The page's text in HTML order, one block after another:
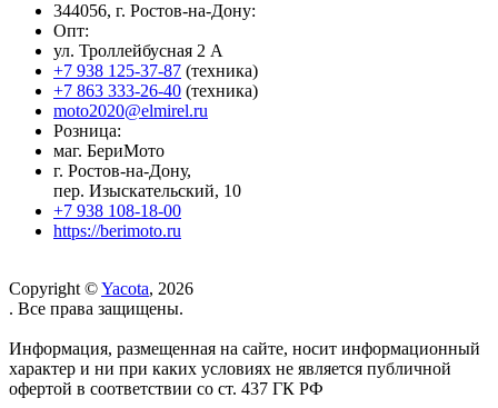
344056, г. Ростов-на-Дону:
Опт:
ул. Троллейбусная 2 А
+7 938 125-37-87 (техника)
+7 863 333-26-40 (техника)
moto2020@elmirel.ru
Розница:
маг. БериМото
г. Ростов-на-Дону,
пер. Изыскательский, 10
+7 938 108-18-00
https://berimoto.ru
Copyright ©Yacota, 2026
. Все права защищены.
Информация, размещенная на сайте, носит информационный
характер и ни при каких условиях не является публичной
офертой в соответствии со ст. 437 ГК РФ